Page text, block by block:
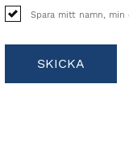
Spara mitt namn, min